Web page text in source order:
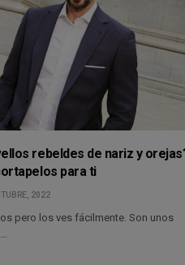
rebeldes de nariz y
para ti
2022
pero los ves fácilmente. Son unos